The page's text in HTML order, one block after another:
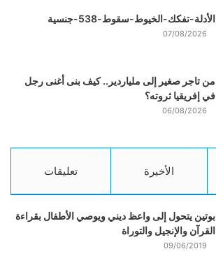
الأدلة-تفكك-الخيوط-سقوط-538-جنسية
07/08/2026
من تاجر صغير إلى ملياردير.. كيف بنى أغنى رجل
في إفريقيا ثروته؟
06/08/2026
الأخيرة تعليقات
بوتين يتحول إلى واعظ ديني ويوصي الأطفال بقراءة
القرآن والإنجيل والتوراة
09/06/2019